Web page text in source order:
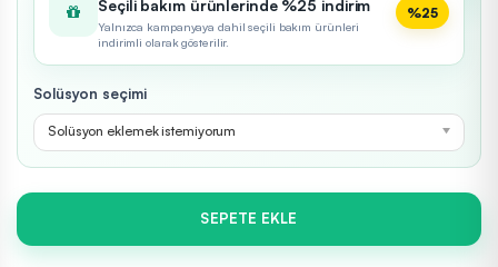
Seçili bakım ürünlerinde %25 indirim
Yalnızca kampanyaya dahil seçili bakım ürünleri
indirimli olarak gösterilir.
%25
Solüsyon seçimi
Solüsyon eklemek istemiyorum
SEPETE EKLE